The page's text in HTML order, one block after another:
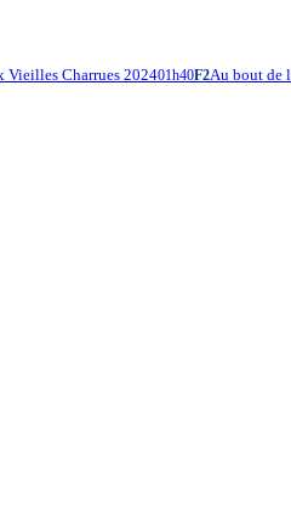
Vieilles Charrues 202401h40F2Au bout de